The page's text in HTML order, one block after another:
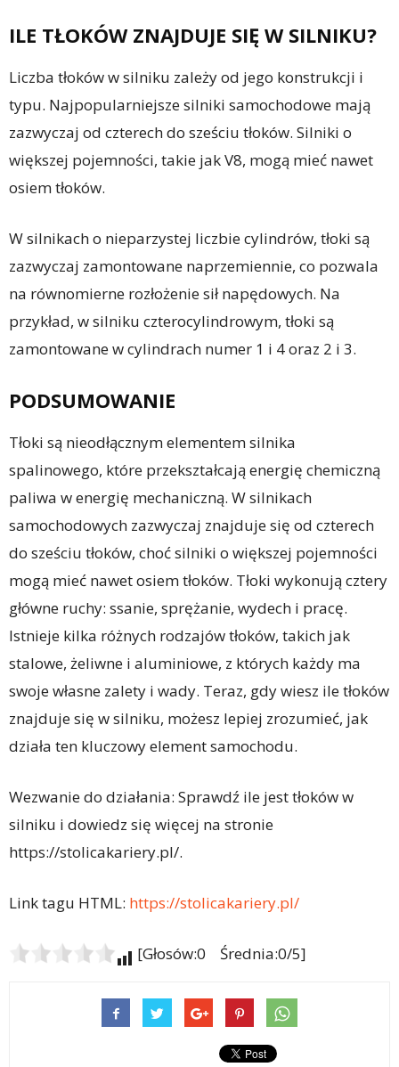
ILE TŁOKÓW ZNAJDUJE SIĘ W SILNIKU?
Liczba tłoków w silniku zależy od jego konstrukcji i
typu. Najpopularniejsze silniki samochodowe mają
zazwyczaj od czterech do sześciu tłoków. Silniki o
większej pojemności, takie jak V8, mogą mieć nawet
osiem tłoków.
W silnikach o nieparzystej liczbie cylindrów, tłoki są
zazwyczaj zamontowane naprzemiennie, co pozwala
na równomierne rozłożenie sił napędowych. Na
przykład, w silniku czterocylindrowym, tłoki są
zamontowane w cylindrach numer 1 i 4 oraz 2 i 3.
PODSUMOWANIE
Tłoki są nieodłącznym elementem silnika
spalinowego, które przekształcają energię chemiczną
paliwa w energię mechaniczną. W silnikach
samochodowych zazwyczaj znajduje się od czterech
do sześciu tłoków, choć silniki o większej pojemności
mogą mieć nawet osiem tłoków. Tłoki wykonują cztery
główne ruchy: ssanie, sprężanie, wydech i pracę.
Istnieje kilka różnych rodzajów tłoków, takich jak
stalowe, żeliwne i aluminiowe, z których każdy ma
swoje własne zalety i wady. Teraz, gdy wiesz ile tłoków
znajduje się w silniku, możesz lepiej zrozumieć, jak
działa ten kluczowy element samochodu.
Wezwanie do działania: Sprawdź ile jest tłoków w
silniku i dowiedz się więcej na stronie
https://stolicakariery.pl/.
Link tagu HTML: https://stolicakariery.pl/
[Głosów:0 Średnia:0/5]